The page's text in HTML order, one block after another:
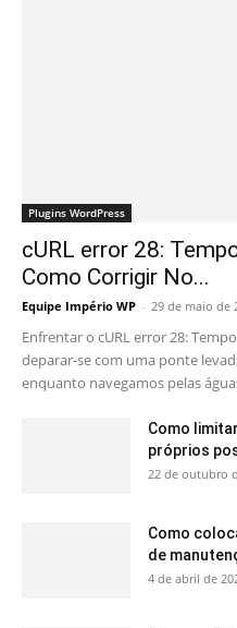
Plugins WordPress
cURL error 28:
Como Corrigir No...
Equipe Império WP - 29 de maio de
Enfrentar o cURL error 28:
deparar-se com uma ponte
enquanto navegamos pelas
Como
próprios
22 de outubro
Como
de
4 de abril de